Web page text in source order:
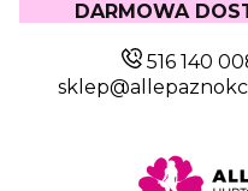
DARMOWA
516 140